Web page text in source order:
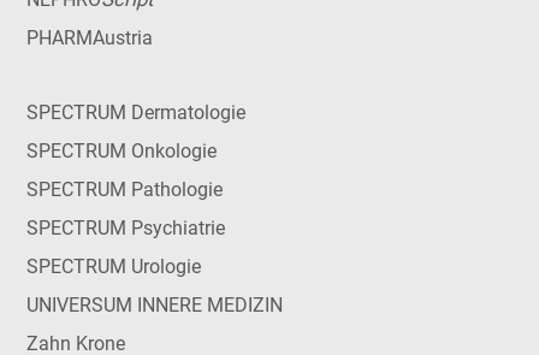
PHARMAustria
SPECTRUM Dermatologie
SPECTRUM Onkologie
SPECTRUM Pathologie
SPECTRUM Psychiatrie
SPECTRUM Urologie
UNIVERSUM INNERE MEDIZIN
Zahn Krone